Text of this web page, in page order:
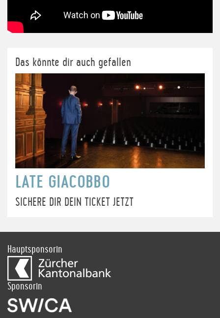
Das könnte dir auch gefallen
LATE GIACOBBO
SICHERE DIR DEIN TICKET JETZT
Hauptsponsorin
Sponsorin